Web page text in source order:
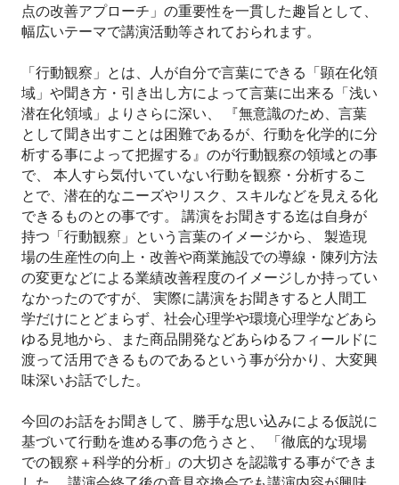
点の改善アプローチ」の重要性を一貫した趣旨として、
幅広いテーマで講演活動等されておられます。
「行動観察」とは、人が自分で言葉にできる「顕在化領
域」や聞き方・引き出し方によって言葉に出来る「浅い
潜在化領域」よりさらに深い、 『無意識のため、言葉
として聞き出すことは困難であるが、行動を化学的に分
析する事によって把握する』のが行動観察の領域との事
で、 本人すら気付いていない行動を観察・分析するこ
とで、潜在的なニーズやリスク、スキルなどを見える化
できるものとの事です。 講演をお聞きする迄は自身が
持つ「行動観察」という言葉のイメージから、 製造現
場の生産性の向上・改善や商業施設での導線・陳列方法
の変更などによる業績改善程度のイメージしか持ってい
なかったのですが、 実際に講演をお聞きすると人間工
学だけにとどまらず、社会心理学や環境心理学などあら
ゆる見地から、また商品開発などあらゆるフィールドに
渡って活用できるものであるという事が分かり、大変興
味深いお話でした。
今回のお話をお聞きして、勝手な思い込みによる仮説に
基づいて行動を進める事の危うさと、 「徹底的な現場
での観察＋科学的分析」の大切さを認識する事ができま